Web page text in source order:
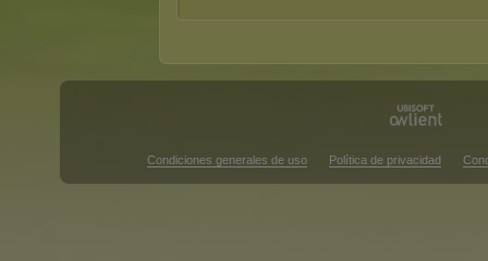
Condiciones generales de uso Política de privacidad